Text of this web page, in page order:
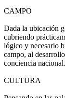
CAMPO
Dada la ubicación
cubriendo
lógico y necesario
campo, al
conciencia nacional.
CULTURA